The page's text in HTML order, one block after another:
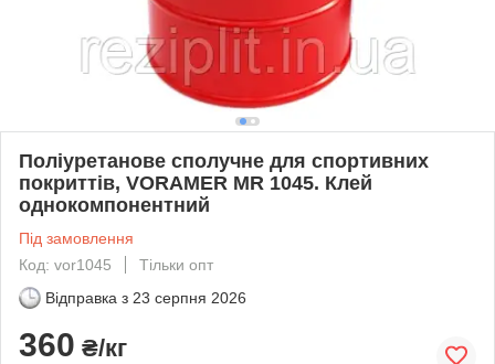
Поліуретанове сполучне для спортивних
покриттів, VORAMER MR 1045. Клей
однокомпонентний
Під замовлення
Код: vor1045
Тільки опт
Відправка з 23 серпня 2026
360 ₴/кг